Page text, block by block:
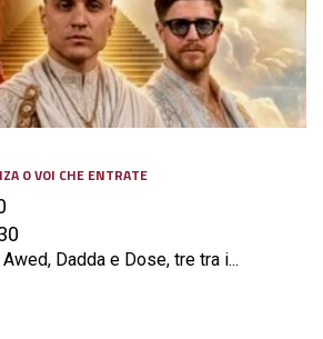
O VOI CHE ENTRATE
Dadda e Dose, tre tra i...